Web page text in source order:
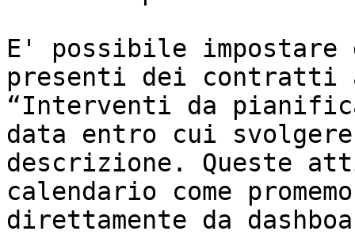
E' possibile impostare
presenti dei
“Interventi da
data entro cui
descrizione. Queste
calendario come
direttamente da